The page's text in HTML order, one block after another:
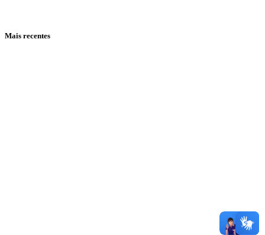
Mais recentes